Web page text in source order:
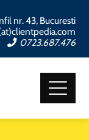
nr. 43, Bucuresti
0723.687.476